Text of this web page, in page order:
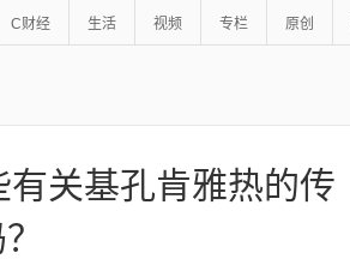
C财经 生活 视频 专栏 原创
关基孔肯雅热的传